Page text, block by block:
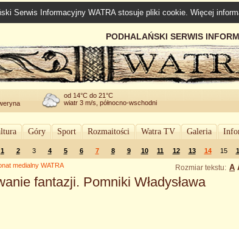
Serwis Informacyjny WATRA stosuje pliki cookie. Więcej
PODHALAŃSKI SERWIS
od 14°C do 21°C
wiatr 3 m/s, północno-wschodni
Góry Sport Rozmaitości Watra TV Galeria
1 2 3 4 5 6 7 8 9 10 11 12 13 14 15
Rozmiar tekstu: A
medialny WATRA
fantazji. Pomniki Władysława